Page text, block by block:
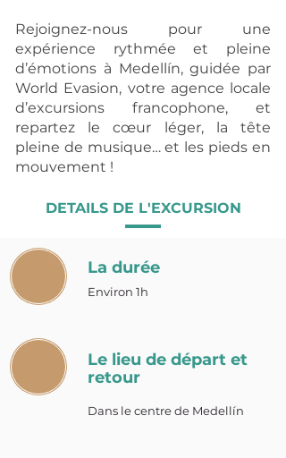
Rejoignez-nous pour une
expérience rythmée et pleine
d’émotions à Medellín, guidée par
World Evasion, votre agence locale
d’excursions francophone, et
repartez le cœur léger, la tête
pleine de musique… et les pieds en
mouvement !
DETAILS DE L'EXCURSION
La durée
Environ 1h
Le lieu de départ et
retour
Dans le centre de Medellín